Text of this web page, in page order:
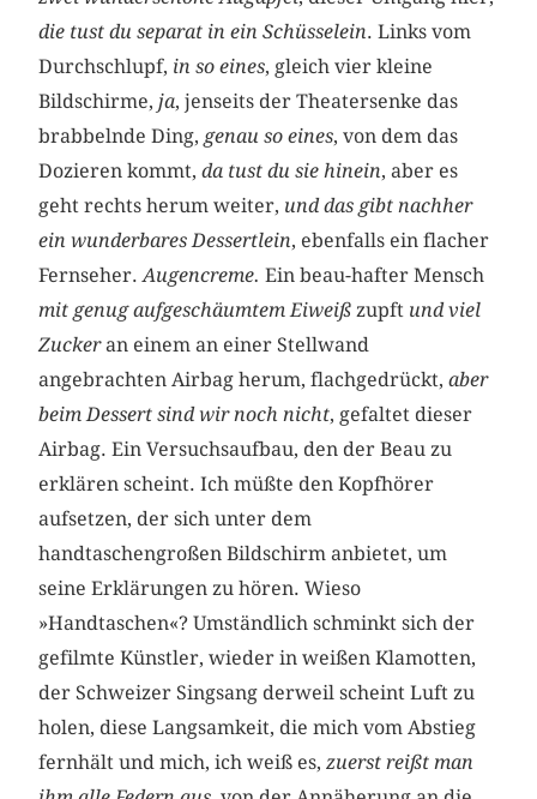
die tust du separat in ein Schüsselein. Links vom
Durchschlupf, in so eines, gleich vier kleine
Bildschirme,ja, jenseits der Theatersenke das
brabbelnde Ding, genau so eines, von dem das
Dozieren kommt,da tust du sie hinein, aber es
geht rechts herum weiter, und das gibt nachher
ein wunderbares Dessertlein, ebenfalls ein flacher
Fernseher.Augencreme.Ein beau-hafter Mensch
mit genug aufgeschäumtem Eiweiß zupft und viel
Zuckeran einem an einer Stellwand
angebrachten Airbag herum, flachgedrückt,aber
beim Dessert sind wir noch nicht, gefaltet dieser
Airbag. Ein Versuchsaufbau, den der Beau zu
erklären scheint. Ich müßte den Kopfhörer
aufsetzen, der sich unter dem
handtaschengroßen Bildschirm anbietet, um
seine Erklärungen zu hören. Wieso
»Handtaschen«? Umständlich schminkt sich der
gefilmte Künstler, wieder in weißen Klamotten,
der Schweizer Singsang derweil scheint Luft zu
holen, diese Langsamkeit, die mich vom Abstieg
fernhält und mich, ich weiß es,zuerst reißt man